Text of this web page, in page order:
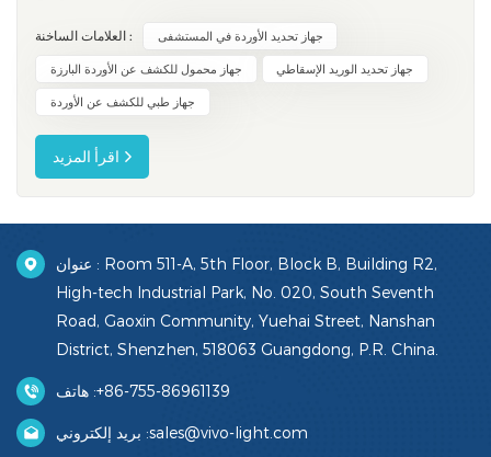
الحقيقييُساعد اختيار الجهاز المناسب الممرضات على تحديد الأوردة
بدقة أكبر، مما يُقلل من المشاكل ويُخفف من قلق المرضى. كما
العلامات الساخنة : جهاز تحديد الأوردة في المستشفى
جهاز محمول للكشف عن الأوردة البارزة جهاز تحديد الوريد الإسقاطي
جهاز طبي للكشف عن الأوردة
اقرأ المزيد
عنوان : Room 511-A, 5th Floor, Block B, Building R2,
High-tech Industrial Park, No. 020, South Seventh
Road, Gaoxin Community, Yuehai Street, Nanshan
District, Shenzhen, 518063 Guangdong, P.R. China.
هاتف :+86-755-86961139
بريد إلكتروني :sales@vivo-light.com